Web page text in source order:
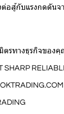
ต่อสู้กับแรงกดดันจ
ตรทางธุรกิจของคุ
SHARP